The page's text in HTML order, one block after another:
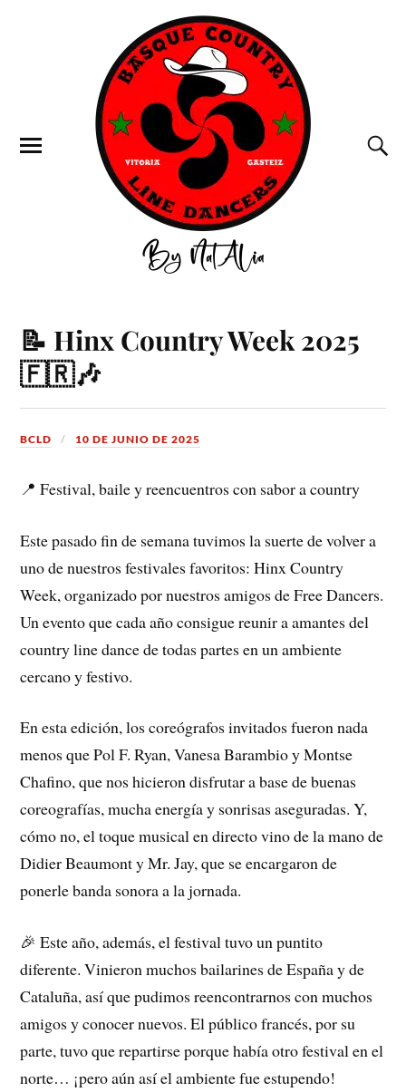
📝 Hinx Country Week 2025
🇫🇷🎶
BCLD 10 DE JUNIO DE 2025
📍 Festival, baile y reencuentros con sabor a country
Este pasado fin de semana tuvimos la suerte de volver a
uno de nuestros festivales favoritos: Hinx Country
Week, organizado por nuestros amigos de Free Dancers.
Un evento que cada año consigue reunir a amantes del
country line dance de todas partes en un ambiente
cercano y festivo.
En esta edición, los coreógrafos invitados fueron nada
menos que Pol F. Ryan, Vanesa Barambio y Montse
Chafino, que nos hicieron disfrutar a base de buenas
coreografías, mucha energía y sonrisas aseguradas. Y,
cómo no, el toque musical en directo vino de la mano de
Didier Beaumont y Mr. Jay, que se encargaron de
ponerle banda sonora a la jornada.
🎉 Este año, además, el festival tuvo un puntito
diferente. Vinieron muchos bailarines de España y de
Cataluña, así que pudimos reencontrarnos con muchos
amigos y conocer nuevos. El público francés, por su
parte, tuvo que repartirse porque había otro festival en el
norte… ¡pero aún así el ambiente fue estupendo!